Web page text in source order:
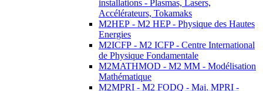
installations - Plasmas, Lasers,
Accélérateurs, Tokamaks
M2HEP - M2 HEP - Physique des Hautes
Energies
M2ICFP - M2 ICFP - Centre International
de Physique Fondamentale
M2MATHMOD - M2 MM - Modélisation
Mathématique
M2MPRI - M2 FODQ - Maj. MPRI -